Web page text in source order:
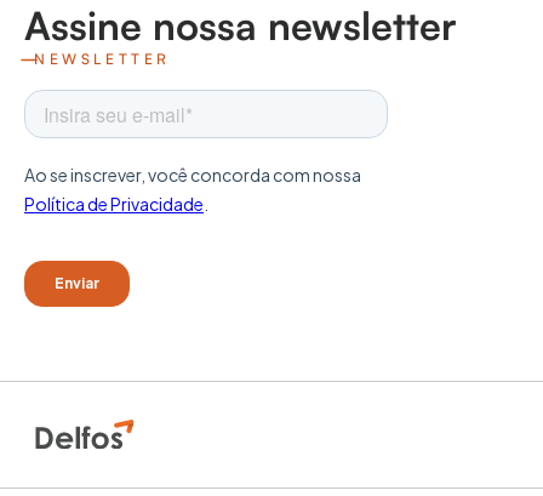
Assine nossa newsletter
NEWSLETTER